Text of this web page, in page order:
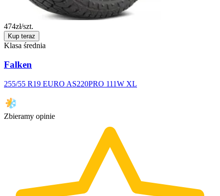
474zł/szt.
Kup teraz
Klasa średnia
Falken
255/55 R19 EURO AS220PRO 111W XL
Zbieramy opinie